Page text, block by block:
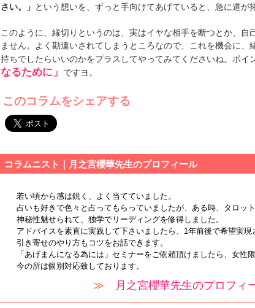
さい。」 という想いを、ずっと手向けてあげていると、急に道が
このように、縁切りというのは、実はイヤな相手を断つとか、自
ません。よく勘違いされてしまうところなので、これを機会に、
持ちでしたらいいのかをプラスしてやってみてくださいね。ポイ
なるために」
ですヨ。
このコラムをシェアする
コラムニスト｜月之宮櫻華先生のプロフィール
若い頃から感は鋭く、よく当てていました。
占いも好きで色々と占ってもらっていましたが、ある時、タロッ
神秘性魅せられて、独学でリーディングを修得しました。
アドバイスを素直に実践して下さいましたら、1年前後で希望実現
引き寄せのやり方もコツをお話できます。
「あげまんになる為には」セミナーをご依頼頂けましたら、女性限
今の所は個別対応致しております。
≫ 月之宮櫻華先生のプロフィ